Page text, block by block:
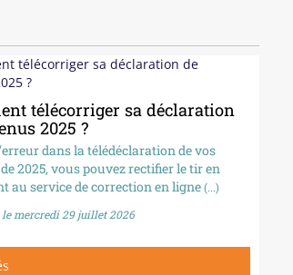
télécorriger sa déclaration
2025 ?
dans la télédéclaration de vos
2025, vous pouvez rectifier le tir en
au service de correction en ligne (...)
mercredi 29 juillet 2026